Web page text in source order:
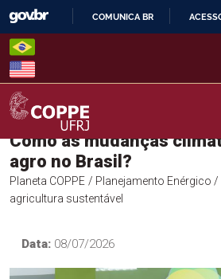
Skip
content
O
COMUNICA BR
COPPE – UFRJ
Como as mudanças
agro no Brasil?
Planeta COPPE / Planejamento Enérgico /
agricultura sustentável
Data: 08/07/2026